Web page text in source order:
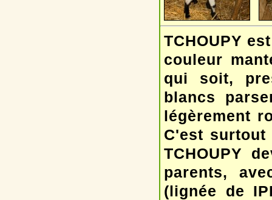
TCHOUPY
couleur
qui soit,
blancs
légèrement
C'est
TCHOUPY
parents,
(lignée de